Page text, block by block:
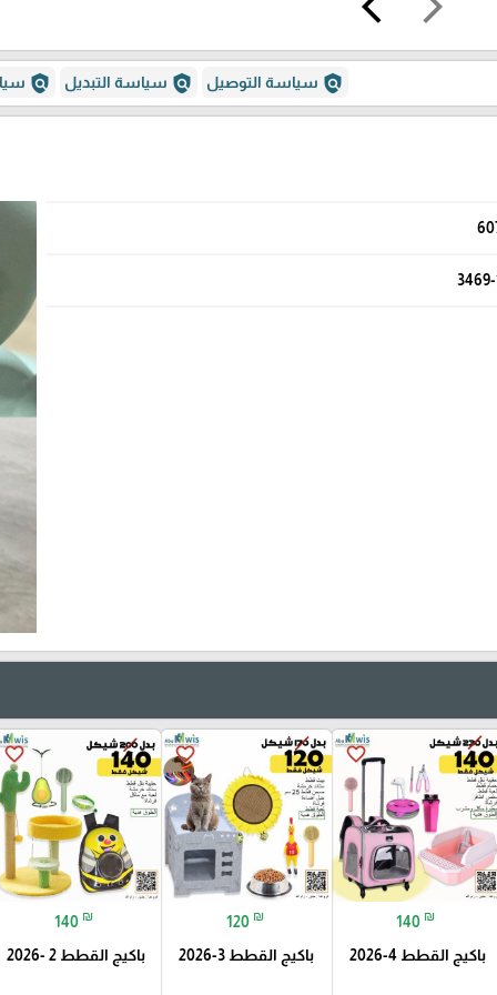
policy سياسة التوصيل policy سياسة التبديل policy
3469-
favorite_border
140 ₪
باكيج القطط 4-2026
favorite_border
120 ₪
باكيج القطط 3-2026
favorite_border
140 ₪
باكيج القطط 2 -2026